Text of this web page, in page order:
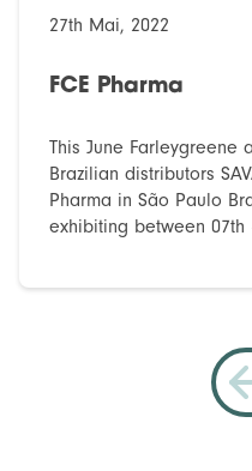
27th Mai, 2022
FCE Pharma
This June Farleygreene
Brazilian distributors
Pharma in São Paulo
exhibiting between 07th